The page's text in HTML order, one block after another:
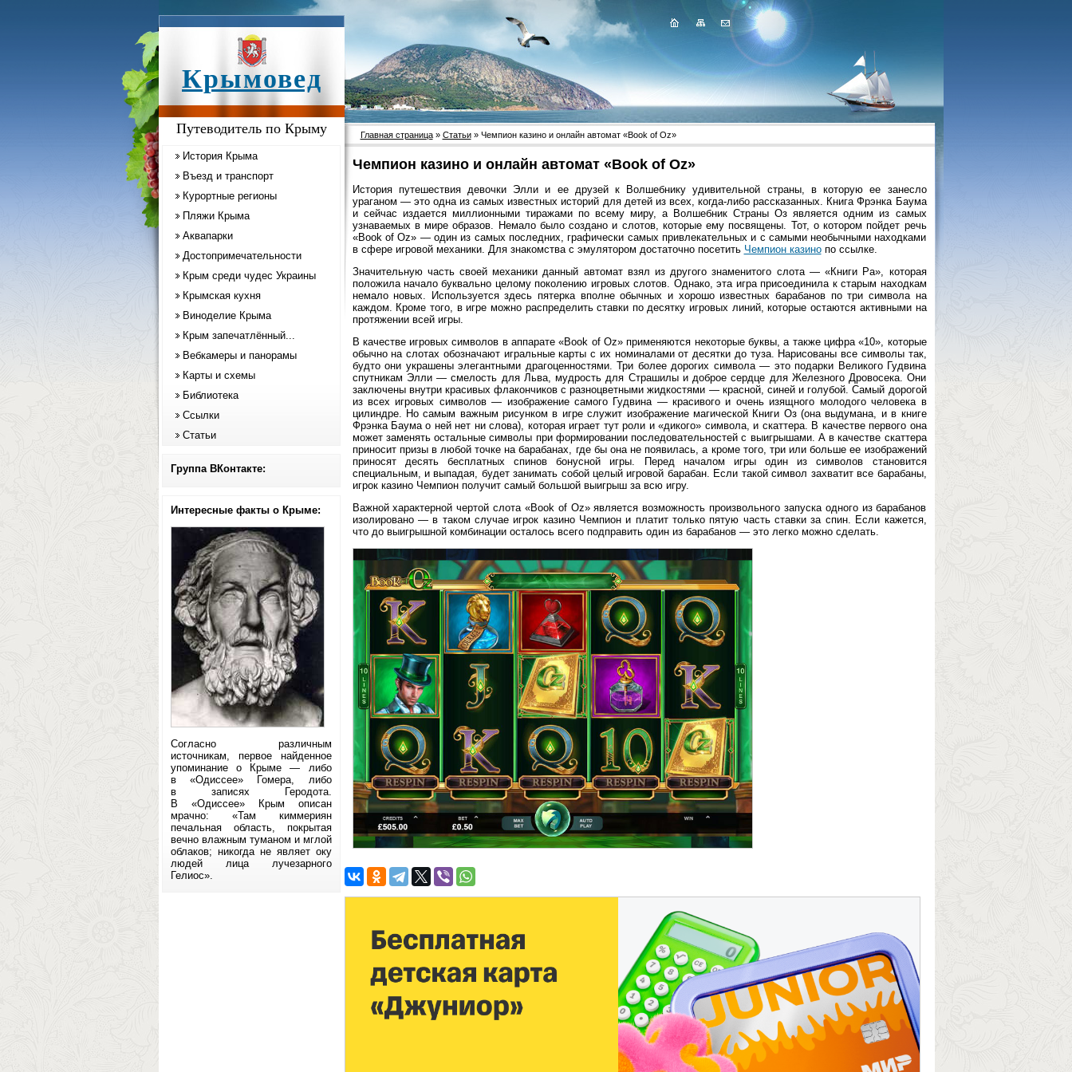
Крымовед
Путеводитель по Крыму
История Крыма
Въезд и транспорт
Курортные регионы
Пляжи Крыма
Аквапарки
Достопримечательности
Крым среди чудес Украины
Крымская кухня
Виноделие Крыма
Крым запечатлённый...
Вебкамеры и панорамы
Карты и схемы
Библиотека
Ссылки
Статьи
Группа ВКонтакте:
Интересные факты о Крыме:
Согласно различным
источникам, первое найденное
упоминание о Крыме — либо
в «Одиссее» Гомера, либо
в записях Геродота.
В «Одиссее» Крым описан
мрачно: «Там киммериян
печальная область, покрытая
вечно влажным туманом и мглой
облаков; никогда не являет оку
людей лица лучезарного
Гелиос».
Главная страница» Статьи» Чемпион казино и онлайн автомат «Book of Oz»
Чемпион казино и онлайн автомат «Book of Oz»
История путешествия девочки Элли и ее друзей к Волшебнику удивительной страны, в которую ее занесло
ураганом — это одна из самых известных историй для детей из всех, когда-либо рассказанных. Книга Фрэнка Баума
и сейчас издается миллионными тиражами по всему миру, а Волшебник Страны Оз является одним из самых
узнаваемых в мире образов. Немало было создано и слотов, которые ему посвящены. Тот, о котором пойдет речь
«Book of Oz» — один из самых последних, графически самых привлекательных и с самыми необычными находками
в сфере игровой механики. Для знакомства с эмулятором достаточно посетить Чемпион казинопо ссылке.
Значительную часть своей механики данный автомат взял из другого знаменитого слота — «Книги Ра», которая
положила начало буквально целому поколению игровых слотов. Однако, эта игра присоединила к старым находкам
немало новых. Используется здесь пятерка вполне обычных и хорошо известных барабанов по три символа на
каждом. Кроме того, в игре можно распределить ставки по десятку игровых линий, которые остаются активными на
протяжении всей игры.
В качестве игровых символов в аппарате «Book of Oz» применяются некоторые буквы, а также цифра «10», которые
обычно на слотах обозначают игральные карты с их номиналами от десятки до туза. Нарисованы все символы так,
будто они украшены элегантными драгоценностями. Три более дорогих символа — это подарки Великого Гудвина
спутникам Элли — смелость для Льва, мудрость для Страшилы и доброе сердце для Железного Дровосека. Они
заключены внутри красивых флакончиков с разноцветными жидкостями — красной, синей и голубой. Самый дорогой
из всех игровых символов — изображение самого Гудвина — красивого и очень изящного молодого человека в
цилиндре. Но самым важным рисунком в игре служит изображение магической Книги Оз (она выдумана, и в книге
Фрэнка Баума о ней нет ни слова), которая играет тут роли и «дикого» символа, и скаттера. В качестве первого она
может заменять остальные символы при формировании последовательностей с выигрышами. А в качестве скаттера
приносит призы в любой точке на барабанах, где бы она не появилась, а кроме того, три или больше ее изображений
приносят десять бесплатных спинов бонусной игры. Перед началом игры один из символов становится
специальным, и выпадая, будет занимать собой целый игровой барабан. Если такой символ захватит все барабаны,
игрок казино Чемпион получит самый большой выигрыш за всю игру.
Важной характерной чертой слота «Book of Oz» является возможность произвольного запуска одного из барабанов
изолировано — в таком случае игрок казино Чемпион и платит только пятую часть ставки за спин. Если кажется,
что до выигрышной комбинации осталось всего подправить один из барабанов — это легко можно сделать.